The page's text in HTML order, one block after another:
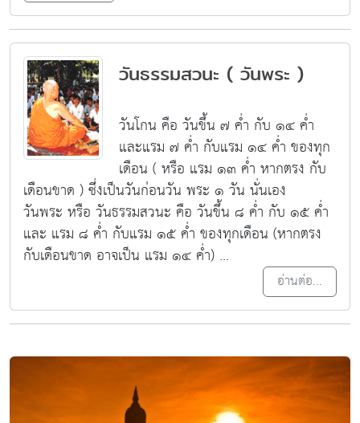
วันธรรมสวนะ ( วันพระ )
วันโกน คือ วันขึ้น ๗ ค่ำ กับ ๑๔ ค่ำ
และแรม ๗ ค่ำ กับแรม ๑๔ ค่ำ ของทุก
เดือน ( หรือ แรม ๑๓ ค่ำ หากตรง กับ
เดือนขาด ) ซึ่งเป็นวันก่อนวัน พระ ๑ วัน นั่นเอง
วันพระ หรือ วันธรรมสวนะ คือ วันขึ้น ๘ ค่ำ กับ ๑๕ ค่ำ
และ แรม ๘ ค่ำ กับแรม ๑๕ ค่ำ ของทุกเดือน (หากตรง
กับเดือนขาด อาจเป็น แรม ๑๔ ค่ำ) ...
อ่านต่อ...